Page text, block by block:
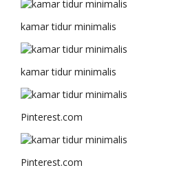
kamar tidur minimalis
kamar tidur minimalis
Pinterest.com
Pinterest.com